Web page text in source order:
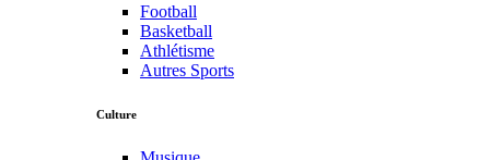
Football
Basketball
Athlétisme
Autres Sports
Culture